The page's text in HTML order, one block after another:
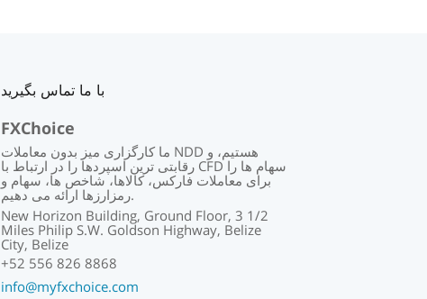
با ما تماس بگیرید
FXChoice
ما کارگزاری میز بدون معاملات NDD هستیم، و
رقابتی ترین اسپردها را در ارتباط با CFD سهام ها را
برای معاملات فارکس، کالاها، شاخص ها، سهام و
رمزارزها ارائه می دهیم.
New Horizon Building, Ground Floor, 3 1/2
Miles Philip S.W. Goldson Highway, Belize
City, Belize
+52 556 826 8868
info@myfxchoice.com